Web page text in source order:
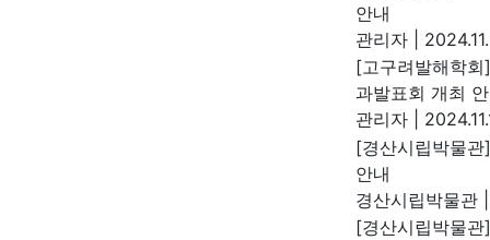
안내
관리자
[고구려발해학
과발표회 개최
관리자
[경산시립박물
안내
경산시립박물관
[경산시립박물